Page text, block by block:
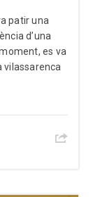
patir una
d’una
es va
vilassarenca